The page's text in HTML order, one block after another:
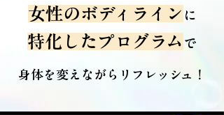
女性のボディライン に
特化したプログラム で
​身体を変えながらリフレッシュ！